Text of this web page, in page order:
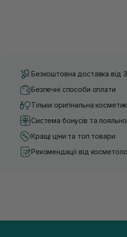
Безкоштовна доставка від
Безпечні способи оплати
Тільки оригінальна
Система бонусів та
Кращі ціни та топ товари
Рекомендації від